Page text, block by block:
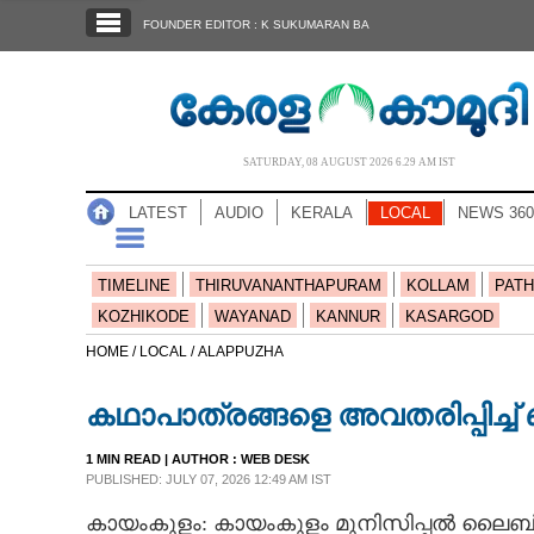
NOTIFIED NEWS
NEWS 360
CASE DIARY
FOUNDER EDITOR : K SUKUMARAN BA
SATURDAY, 08 AUGUST 2026 6.29 AM IST
LATEST AUDIO KERALA LOCAL NEWS 360
TIMELINE THIRUVANANTHAPURAM KOLLAM
KOZHIKODE
WAYANAD KANNUR KASARGOD
HOME / LOCAL /ALAPPUZHA
കഥാപാത്രങ്ങളെ
1 MIN READ | AUTHOR : WEB DESK
PUBLISHED: JULY 07, 2026 12:49 AM IST
കായംകുളം: കായംകുളം മുനിസിപ്പൽ